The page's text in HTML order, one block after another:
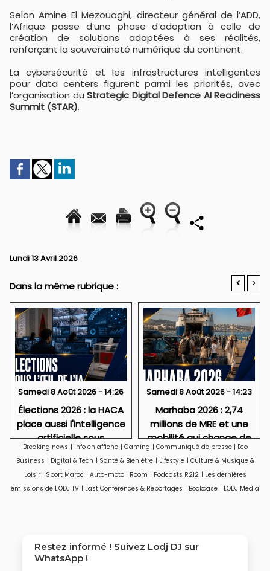
Selon Amine El Mezouaghi, directeur général de l’ADD,
l’Afrique passe d’une phase d’adoption à celle de
création de solutions adaptées à ses réalités,
renforçant la souveraineté numérique du continent.
La cybersécurité et les infrastructures intelligentes
pour data centers figurent parmi les priorités, avec
l’organisation du Strategic Digital Defence AI Readiness
Summit (STAR).
Lundi 13 Avril 2026
Dans la même rubrique : < >
Samedi 8 Août 2026 - 14:26
Élections 2026 : la HACA
place aussi l'intelligence
artificielle sous
surveillance
Samedi 8 Août 2026 - 14:23
Marhaba 2026 : 2,74
millions de MRE et une
mobilité qui change de
visage
Breaking news | Info en affiche | Gaming | Communiqué de presse | Eco
Business | Digital & Tech | Santé & Bien être | Lifestyle | Culture & Musique &
Loisir | Sport Maroc | Auto-moto | Room | Podcasts R212 | Les dernières
émissions de L'ODJ TV | Last Conférences & Reportages | Bookcase | LODJ Média
Restez informé ! Suivez Lodj DJ sur
WhatsApp !